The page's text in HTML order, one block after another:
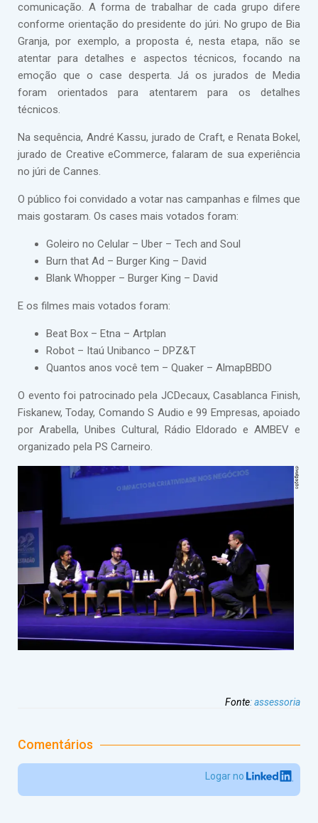
comunicação. A forma de trabalhar de cada grupo difere
conforme orientação do presidente do júri. No grupo de Bia
Granja, por exemplo, a proposta é, nesta etapa, não se
atentar para detalhes e aspectos técnicos, focando na
emoção que o case desperta. Já os jurados de Media
foram orientados para atentarem para os detalhes
técnicos.
Na sequência, André Kassu, jurado de Craft, e Renata Bokel,
jurado de Creative eCommerce, falaram de sua experiência
no júri de Cannes.
O público foi convidado a votar nas campanhas e filmes que
mais gostaram. Os cases mais votados foram:
Goleiro no Celular – Uber – Tech and Soul
Burn that Ad – Burger King – David
Blank Whopper – Burger King – David
E os filmes mais votados foram:
Beat Box – Etna – Artplan
Robot – Itaú Unibanco – DPZ&T
Quantos anos você tem – Quaker – AlmapBBDO
O evento foi patrocinado pela JCDecaux, Casablanca Finish,
Fiskanew, Today, Comando S Audio e 99 Empresas, apoiado
por Arabella, Unibes Cultural, Rádio Eldorado e AMBEV e
organizado pela PS Carneiro.
Fonte:assessoria
Comentários
Logar no